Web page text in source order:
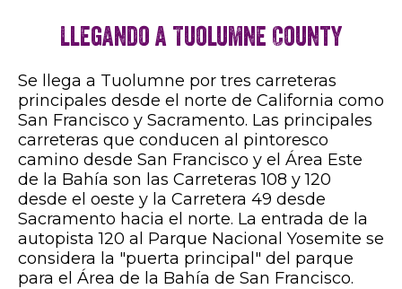
Llegando a Tuolumne County
Se llega a Tuolumne por tres carreteras
principales desde el norte de California como
San Francisco y Sacramento. Las principales
carreteras que conducen al pintoresco
camino desde San Francisco y el Área Este
de la Bahía son las Carreteras 108 y 120
desde el oeste y la Carretera 49 desde
Sacramento hacia el norte. La entrada de la
autopista 120 al Parque Nacional Yosemite se
considera la "puerta principal" del parque
para el Área de la Bahía de San Francisco.